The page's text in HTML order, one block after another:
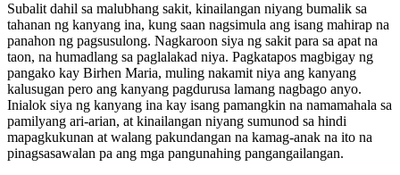
Subalit dahil sa malubhang sakit, kinailangan niyang bumalik sa
tahanan ng kanyang ina, kung saan nagsimula ang isang mahirap na
panahon ng pagsusulong. Nagkaroon siya ng sakit para sa apat na
taon, na humadlang sa paglalakad niya. Pagkatapos magbigay ng
pangako kay Birhen Maria, muling nakamit niya ang kanyang
kalusugan pero ang kanyang pagdurusa lamang nagbago anyo.
Inialok siya ng kanyang ina kay isang pamangkin na namamahala sa
pamilyang ari-arian, at kinailangan niyang sumunod sa hindi
mapagkukunan at walang pakundangan na kamag-anak na ito na
pinagsasawalan pa ang mga pangunahing pangangailangan.